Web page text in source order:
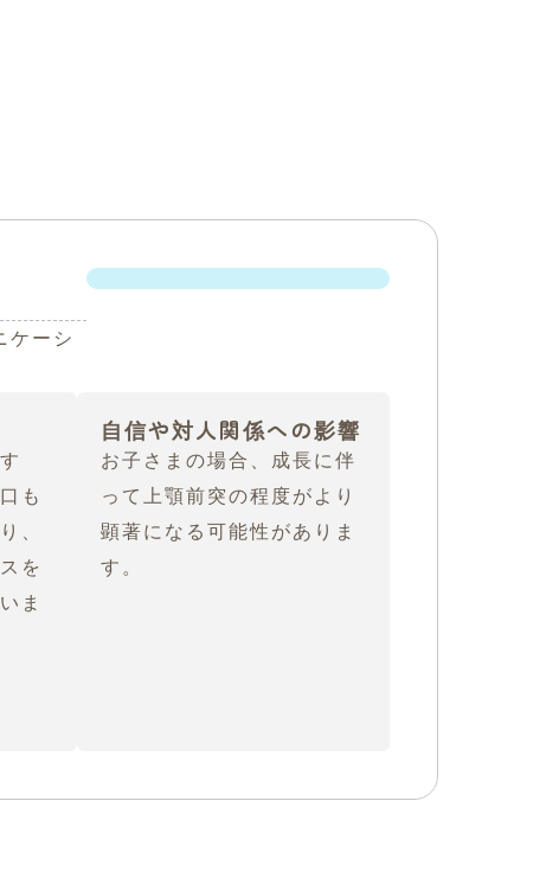
ケーシ
も
、
を
ま
自信や対人関係への影響
お子さまの場合、成長に伴
って上顎前突の程度がより
顕著になる可能性がありま
す。